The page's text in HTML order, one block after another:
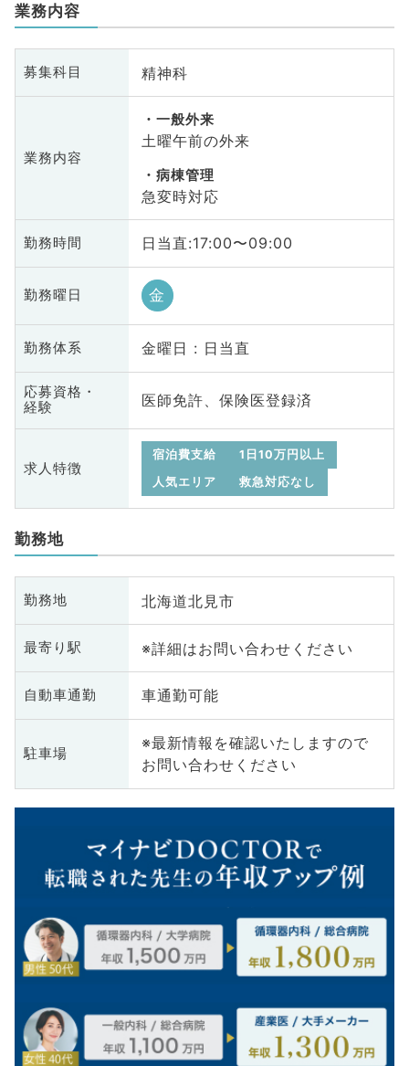
業務内容
募集科目 精神科
業務内容
一般外来
土曜午前の外来
病棟管理
急変時対応
勤務時間 日当直:17:00〜09:00
勤務曜日 金
勤務体系 金曜日 : 日当直
応募資格・
経験
医師免許、保険医登録済
求人特徴
宿泊費支給
1日10万円以上
人気エリア
救急対応なし
勤務地
勤務地 北海道北見市
最寄り駅 ※詳細はお問い合わせください
自動車通勤 車通勤可能
駐車場
※最新情報を確認いたしますので
お問い合わせください